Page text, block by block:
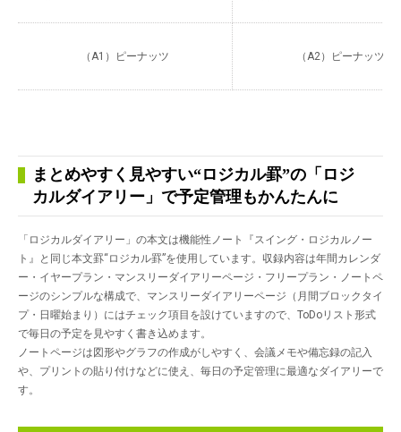
（A1）ピーナッツ （A2）ピーナッツ
まとめやすく見やすい“ロジカル罫”の「ロジ
カルダイアリー」で予定管理もかんたんに
「ロジカルダイアリー」の本文は機能性ノート『スイング・ロジカルノー
ト』と同じ本文罫“ロジカル罫”を使用しています。収録内容は年間カレンダ
ー・イヤープラン・マンスリーダイアリーページ・フリープラン・ノートペ
ージのシンプルな構成で、マンスリーダイアリーページ（月間ブロックタイ
プ・日曜始まり）にはチェック項目を設けていますので、ToDoリスト形式
で毎日の予定を見やすく書き込めます。
ノートページは図形やグラフの作成がしやすく、会議メモや備忘録の記入
や、プリントの貼り付けなどに使え、毎日の予定管理に最適なダイアリーで
す。